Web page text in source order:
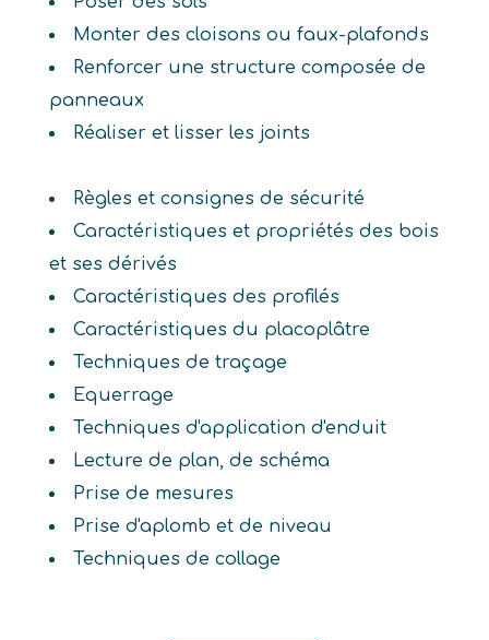
Monter des cloisons ou faux-plafonds
Renforcer une structure composée de
panneaux
Réaliser et lisser les joints
Règles et consignes de sécurité
Caractéristiques et propriétés des bois
et ses dérivés
Caractéristiques des profilés
Caractéristiques du placoplâtre
Techniques de traçage
Equerrage
Techniques d'application d'enduit
Lecture de plan, de schéma
Prise de mesures
Prise d'aplomb et de niveau
Techniques de collage